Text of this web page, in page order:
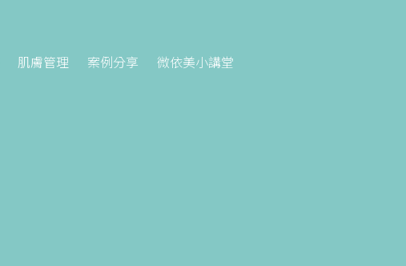
肌膚管理 案例分享 微依美小講堂